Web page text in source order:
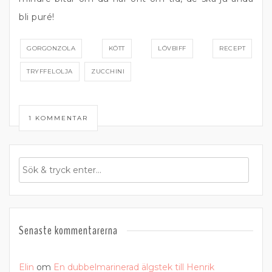
bli puré!
GORGONZOLA KÖTT LÖVBIFF RECEPT
TRYFFELOLJA ZUCCHINI
1 KOMMENTAR
Senaste kommentarerna
Elin om En dubbelmarinerad älgstek till Henrik